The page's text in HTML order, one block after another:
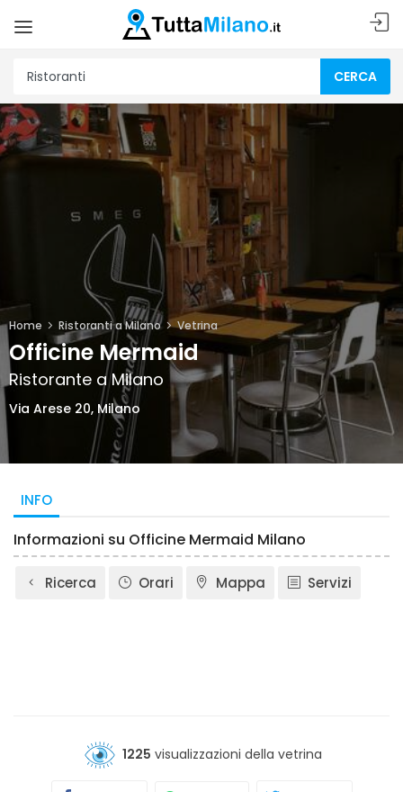
CERCA
Home Ristoranti a Milano Vetrina
Officine Mermaid
Ristorante a Milano
Via Arese 20, Milano
INFO
Informazioni su Officine Mermaid Milano
Ricerca Orari Mappa Servizi
1225 visualizzazioni della vetrina